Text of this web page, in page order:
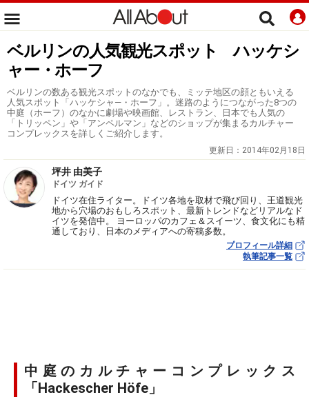
ベルリンの人気観光スポット ハッケシ
ャー・ホーフ
ベルリンの数ある観光スポットのなかでも、ミッテ地区の顔ともいえる
人気スポット「ハッケシャ―・ホーフ」。迷路のようにつながった8つの
中庭（ホーフ）のなかに劇場や映画館、レストラン、日本でも人気の
「トリッペン」や「アンペルマン」などのショップが集まるカルチャー
コンプレックスを詳しくご紹介します。
更新日： 2014年02月18日
坪井 由美子
ドイツ ガイド
ドイツ在住ライター。ドイツ各地を取材で飛び回り、王道観光
地から穴場のおもしろスポット、最新トレンドなどリアルなド
イツを発信中。 ヨーロッパのカフェ＆スイーツ、食文化にも精
通しており、日本のメディアへの寄稿多数。
プロフィール詳細
執筆記事一覧
中庭のカルチャーコンプレックス
「Hackescher Höfe」